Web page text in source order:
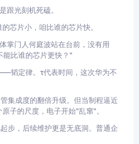
跟光刻机死磕。
芯片小，咱比谁的芯片快。
掌门人何庭波站在台前，没有用
能比谁的芯片更快？"
韬定律。τ代表时间，这次华为不
集成度的翻倍升级。但当制程逼近
子的尺度，电子开始"乱窜"。
步，后续维护更是无底洞。普通企